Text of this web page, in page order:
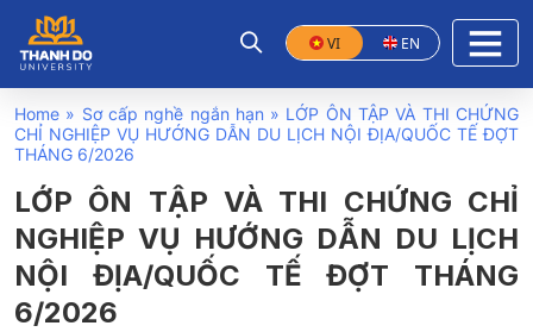
VI EN
Home » Sơ cấp nghề ngắn hạn » LỚP ÔN TẬP VÀ THI CHỨNG
CHỈ NGHIỆP VỤ HƯỚNG DẪN DU LỊCH NỘI ĐỊA/QUỐC TẾ ĐỢT
THÁNG 6/2026
LỚP ÔN TẬP VÀ THI CHỨNG CHỈ
NGHIỆP VỤ HƯỚNG DẪN DU LỊCH
NỘI ĐỊA/QUỐC TẾ ĐỢT THÁNG
6/2026